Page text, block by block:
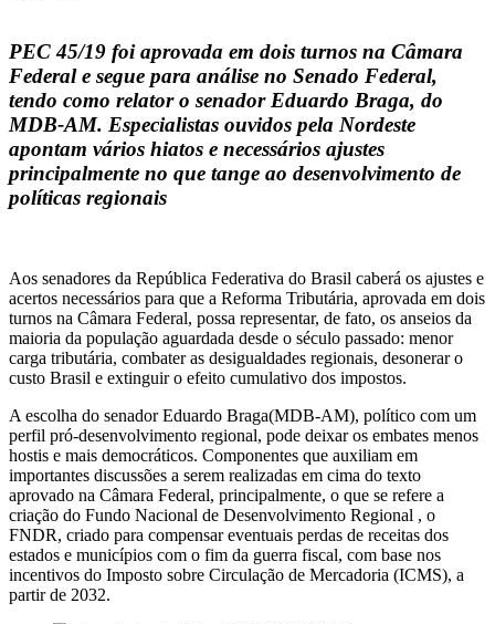
PEC 45/19 foi aprovada em dois turnos na Câmara
Federal e segue para análise no Senado Federal,
tendo como relator o senador Eduardo Braga, do
MDB-AM. Especialistas ouvidos pela Nordeste
apontam vários hiatos e necessários ajustes
principalmente no que tange ao desenvolvimento de
políticas regionais
Aos senadores da República Federativa do Brasil caberá os ajustes e
acertos necessários para que a Reforma Tributária, aprovada em dois
turnos na Câmara Federal, possa representar, de fato, os anseios da
maioria da população aguardada desde o século passado: menor
carga tributária, combater as desigualdades regionais, desonerar o
custo Brasil e extinguir o efeito cumulativo dos impostos.
A escolha do senador Eduardo Braga(MDB-AM), político com um
perfil pró-desenvolvimento regional, pode deixar os embates menos
hostis e mais democráticos. Componentes que auxiliam em
importantes discussões a serem realizadas em cima do texto
aprovado na Câmara Federal, principalmente, o que se refere a
criação do Fundo Nacional de Desenvolvimento Regional , o
FNDR, criado para compensar eventuais perdas de receitas dos
estados e municípios com o fim da guerra fiscal, com base nos
incentivos do Imposto sobre Circulação de Mercadoria (ICMS), a
partir de 2032.